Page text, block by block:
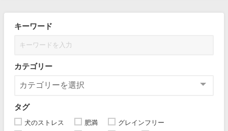
キーワード
カテゴリー
タグ
犬のストレス 肥満
グレインフリー